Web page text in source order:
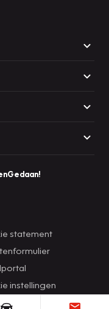
statement
instellingen